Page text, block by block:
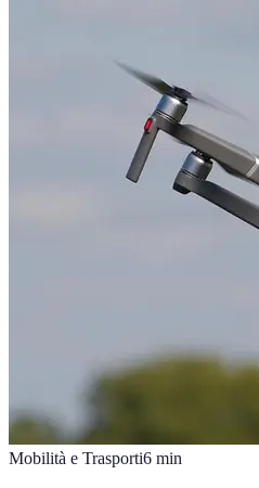
Mobilità e Trasporti6 min